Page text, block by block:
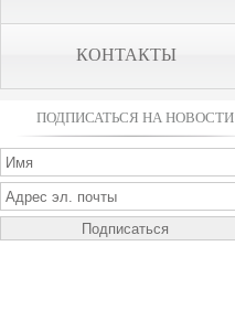
КОНТАКТЫ
ПОДПИСАТЬСЯ НА НОВОСТИ